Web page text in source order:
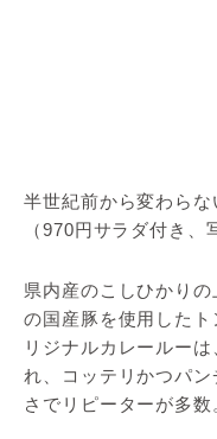
半世紀前から変わらな
（970円サラダ付き、
県内産のこしひかり
の国産豚を使用した
リジナルカレールー
れ、コッテリかつパ
さでリピーターが多数